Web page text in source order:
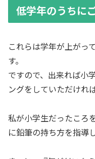
低学年のうちに
これらは学年が上がっ
す。
ですので、出来れば小
ングをしていただけれ
私が小学生だったころ
に鉛筆の持ち方を指導